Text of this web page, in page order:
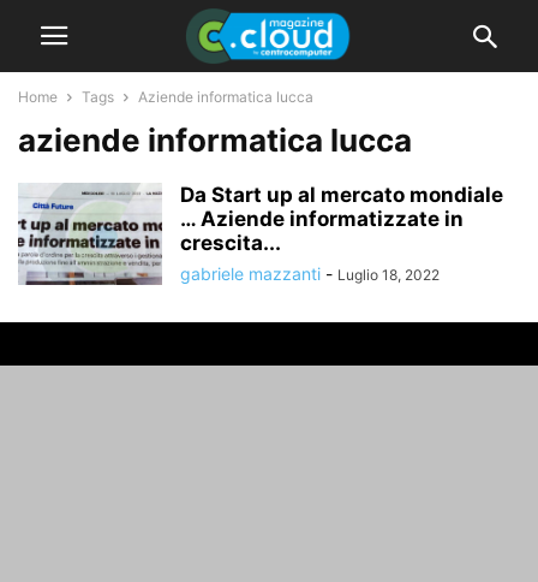
Home Tags Aziende informatica lucca
aziende informatica lucca
Da Start up al mercato mondiale
… Aziende informatizzate in
crescita...
gabriele mazzanti - Luglio 18, 2022